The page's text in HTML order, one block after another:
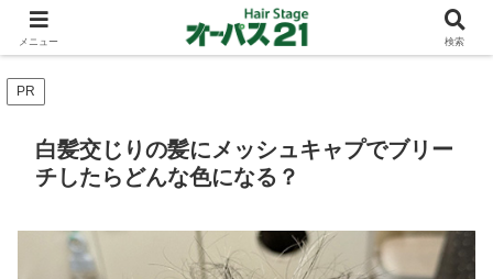
ショートカットとボブスタイルのお客様が多い東大阪のヘアーサロン 店長の与
太話
PR
白髪交じりの髪にメッシュキャプでブリー
チしたらどんな色になる？
メニュー 検索